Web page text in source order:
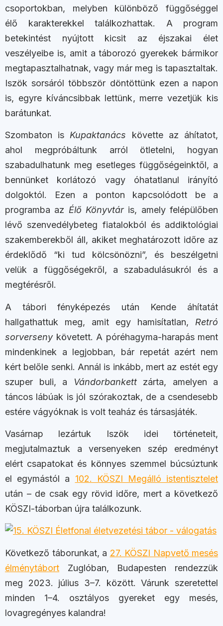
csoportokban, melyben különböző függőséggel
élő karakterekkel találkozhattak. A program
betekintést nyújtott kicsit az éjszakai élet
veszélyeibe is, amit a táborozó gyerekek bármikor
megtapasztalhatnak, vagy már meg is tapasztaltak.
Iszök sorsáról többször döntöttünk ezen a napon
is, egyre kíváncsibbak lettünk, merre vezetjük kis
barátunkat.
Szombaton is Kupaktanács követte az áhítatot,
ahol megpróbáltunk arról ötletelni, hogyan
szabadulhatunk meg esetleges függőségeinktől, a
bennünket korlátozó vagy óhatatlanul irányító
dolgoktól. Ezen a ponton kapcsolódott be a
programba az Élő Könyvtáris, amely felépülőben
lévő szenvedélybeteg fiatalokból és addiktológiai
szakemberekből áll, akiket meghatározott időre az
érdeklődő “ki tud kölcsönözni”, és beszélgetni
velük a függőségekről, a szabadulásukról és a
megtérésről.
A tábori fényképezés után Kende áhítatát
hallgathattuk meg, amit egy hamisítatlan, Retró
sorversenykövetett. A póréhagyma-harapás ment
mindenkinek a legjobban, bár repetát azért nem
kért belőle senki. Annál is inkább, mert az estét egy
szuper buli, a
Vándorbankett zárta, amelyen a
táncos lábúak is jól szórakoztak, de a csendesebb
estére vágyóknak is volt teaház és társasjáték.
Vasárnap lezártuk Iszök idei történeteit,
megjutalmaztuk a versenyeken szép eredményt
elért csapatokat és könnyes szemmel búcsúztunk
el egymástól a 102. KÖSZI Megálló istentisztelet
után – de csak egy rövid időre, mert a következő
KÖSZI-táborban újra találkozunk.
Következő táborunkat, a 27. KÖSZI Napvető mesés
élménytábort Zuglóban, Budapesten rendezzük
meg 2023. július 3–7. között. Várunk szeretettel
minden 1–4. osztályos gyereket egy mesés,
lovagregényes kalandra!